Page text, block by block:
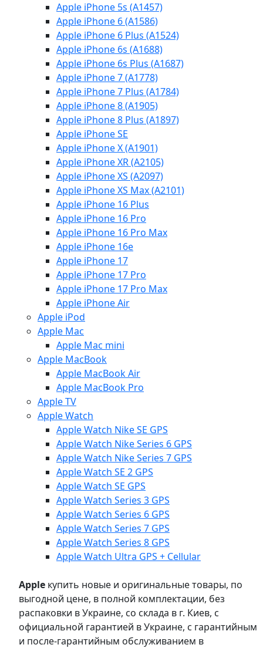
Apple iPhone 5s (A1457)
Apple iPhone 6 (A1586)
Apple iPhone 6 Plus (A1524)
Apple iPhone 6s (A1688)
Apple iPhone 6s Plus (A1687)
Apple iPhone 7 (A1778)
Apple iPhone 7 Plus (A1784)
Apple iPhone 8 (A1905)
Apple iPhone 8 Plus (A1897)
Apple iPhone SE
Apple iPhone X (A1901)
Apple iPhone XR (A2105)
Apple iPhone XS (A2097)
Apple iPhone XS Max (A2101)
Apple iPhone 16 Plus
Apple iPhone 16 Pro
Apple iPhone 16 Pro Max
Apple iPhone 16e
Apple iPhone 17
Apple iPhone 17 Pro
Apple iPhone 17 Pro Max
Apple iPhone Air
Apple iPod
Apple Mac
Apple Mac mini
Apple MacBook
Apple MacBook Air
Apple MacBook Pro
Apple TV
Apple Watch
Apple Watch Nike SE GPS
Apple Watch Nike Series 6 GPS
Apple Watch Nike Series 7 GPS
Apple Watch SE 2 GPS
Apple Watch SE GPS
Apple Watch Series 3 GPS
Apple Watch Series 6 GPS
Apple Watch Series 7 GPS
Apple Watch Series 8 GPS
Apple Watch Ultra GPS + Cellular
Apple купить новые и оригинальные товары, по
выгодной цене, в полной комплектации, без
распаковки в Украине, со склада в г. Киев, с
официальной гарантией в Украине, с гарантийным
и после-гарантийным обслуживанием в